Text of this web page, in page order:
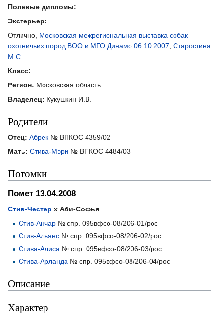
Полевые дипломы:
Экстерьер:
Отлично, Московская межрегиональная выставка собак
охотничьих пород ВОО и МГО Динамо 06.10.2007 Старостина
М.С.
Класс:
Регион: Московская область
Владелец: Кукушкин И.В.
Родители
Отец: Абрек № ВПКОС 4359/02
Мать: Стива-Мэри № ВПКОС 4484/03
Потомки
Помет 13.04.2008
Стив-Честер х Аби-Софья
Стив-Анчар № спр. 095вфсо-08/206-01/рос
Стив-Альянс № спр. 095вфсо-08/206-02/рос
Стива-Алиса № спр. 095вфсо-08/206-03/рос
Стива-Арланда № спр. 095вфсо-08/206-04/рос
Описание
Характер